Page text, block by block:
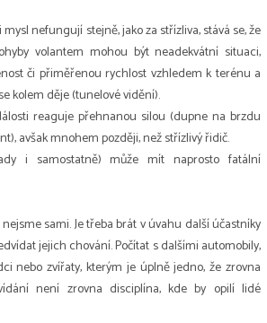
nefungují stejně, jako za střízliva, stává se, že
volantem mohou být neadekvátní situaci,
či přiměřenou rychlost vzhledem k terénu a
kolem děje (tunelové vidění).
reaguje přehnanou silou (dupne na brzdu
avšak mnohem později, než střízlivý řidič.
i samostatně) může mít naprosto fatální
sami. Je třeba brát v úvahu další účastníky
jejich chování. Počítat s dalšími automobily,
nebo zvířaty, kterým je úplně jedno, že zrovna
není zrovna disciplína, kde by opilí lidé